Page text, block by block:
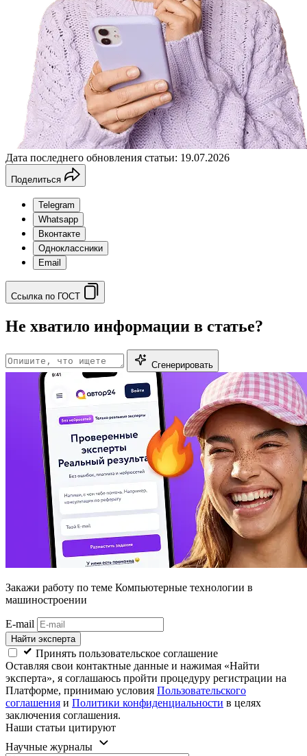
Дата последнего обновления статьи: 19.07.2026
Поделиться
Telegram
Whatsapp
Вконтакте
Одноклассники
Email
Ссылка по ГОСТ
Не хватило информации в статье?
Сгенерировать
Закажи работу по теме Компьютерные технологии в
машиностроении
E-mail
Найти эксперта
Принять пользовательское соглашение
Оставляя свои контактные данные и нажимая «Найти
эксперта», я соглашаюсь пройти процедуру регистрации на
Платформе, принимаю условия Пользовательского
соглашения и Политики конфиденциальности в целях
заключения соглашения.
Наши статьи цитируют
Научные журналы